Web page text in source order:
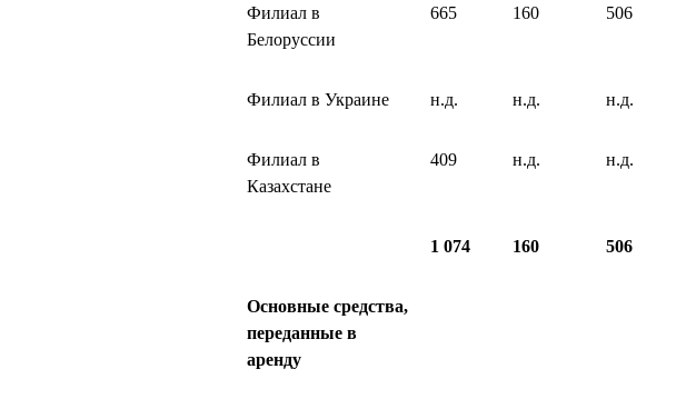
Филиал в
Белоруссии
665 160 506
Филиал в Украине н.д. н.д. н.д.
Филиал в
Казахстане
409 н.д. н.д.
1 074 160 506
Основные средства,
переданные в
аренду